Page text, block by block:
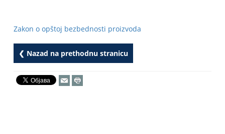
Zakon o opštoj bezbednosti proizvoda
❮ Nazad na prethodnu stranicu